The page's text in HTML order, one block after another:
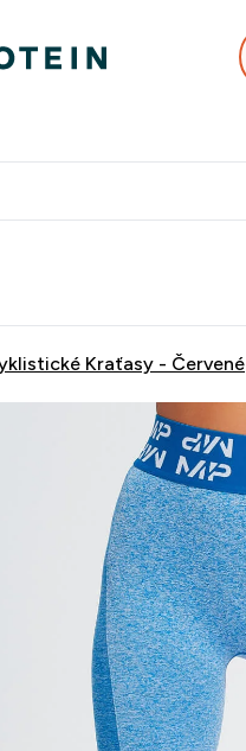
Kraťasy - Červené